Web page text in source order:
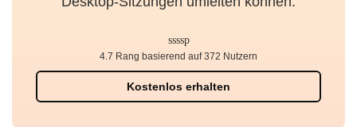
Kostenlos erhalten
4.7 Rang basierend auf 372 Nutzern